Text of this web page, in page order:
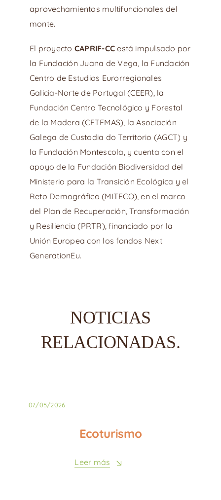
aprovechamientos multifuncionales del
monte.
El proyecto CAPRIF-CC está impulsado por
la Fundación Juana de Vega, la Fundación
Centro de Estudios Eurorregionales
Galicia-Norte de Portugal (CEER), la
Fundación Centro Tecnológico y Forestal
de la Madera (CETEMAS), la Asociación
Galega de Custodia do Territorio (AGCT) y
la Fundación Montescola, y cuenta con el
apoyo de la Fundación Biodiversidad del
Ministerio para la Transición Ecológica y el
Reto Demográfico (MITECO), en el marco
del Plan de Recuperación, Transformación
y Resiliencia (PRTR), financiado por la
Unión Europea con los fondos Next
GenerationEu.
NOTICIAS
RELACIONADAS.
07/05/2026
Ecoturismo
Leer más